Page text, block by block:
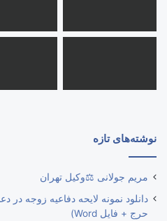
نوشته‌های تازه
مریم جولانی ⚖️وکیل تهران
دانلود نمونه لایحه دفاعیه زوجه در
حرج + فایل Word)